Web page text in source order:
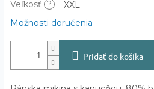
Veľkosť ?
Možnosti doručenia
Pridať do košíka